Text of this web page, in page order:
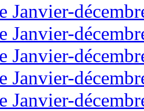
Janvier-
Janvier-
Janvier-
Janvier-
Janvier-